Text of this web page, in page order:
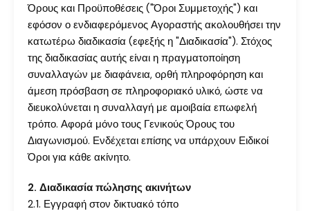
Όρους και Προϋποθέσεις ("Όροι Συμμετοχής") και
εφόσον ο ενδιαφερόμενος Αγοραστής ακολουθήσει την
κατωτέρω διαδικασία (εφεξής η "Διαδικασία"). Στόχος
της διαδικασίας αυτής είναι η πραγματοποίηση
συναλλαγών με διαφάνεια, ορθή πληροφόρηση και
άμεση πρόσβαση σε πληροφοριακό υλικό, ώστε να
διευκολύνεται η συναλλαγή με αμοιβαία επωφελή
τρόπο. Αφορά μόνο τους Γενικούς Όρους του
Διαγωνισμού. Ενδέχεται επίσης να υπάρχουν Ειδικοί
Όροι για κάθε ακίνητο.
2. Διαδικασία πώλησης ακινήτων
2.1. Εγγραφή στον δικτυακό τόπο